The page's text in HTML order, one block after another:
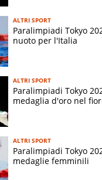
ALTRI SPORT
Paralimpiadi Tokyo
nuoto per l'Italia
ALTRI SPORT
Paralimpiadi Tokyo
medaglia d'oro nel
ALTRI SPORT
Paralimpiadi Tokyo
medaglie femminili